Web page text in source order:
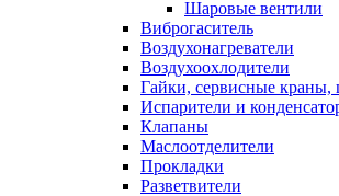
Шаровые вентили
Виброгаситель
Воздухонагреватели
Воздухоохлодители
Гайки, сервисные краны,
Испарители и
Клапаны
Маслоотделители
Прокладки
Разветвители